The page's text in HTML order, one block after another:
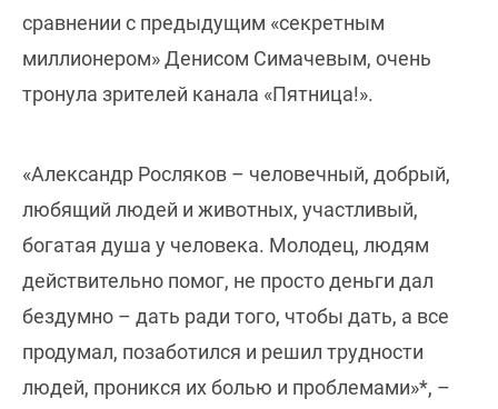
сравнении с предыдущим «секретным
миллионером» Денисом Симачевым, очень
тронула зрителей канала «Пятница!».
«Александр Росляков – человечный, добрый,
любящий людей и животных, участливый,
богатая душа у человека. Молодец, людям
действительно помог, не просто деньги дал
бездумно – дать ради того, чтобы дать, а все
продумал, позаботился и решил трудности
людей, проникся их болью и проблемами»*, –